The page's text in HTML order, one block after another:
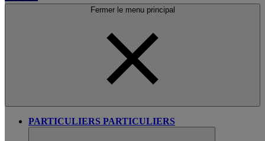
Fermer le menu principal
PARTICULIERS PARTICULIERS